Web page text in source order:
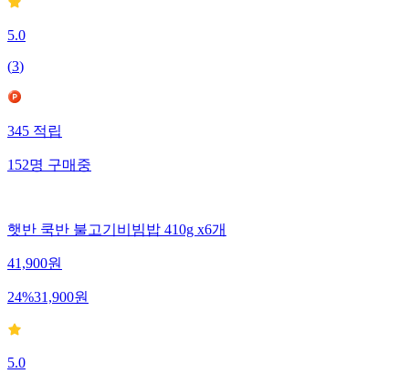
5.0
(3)
345적립
152명구매중
햇반 쿡반 불고기비빔밥 410g x6개
41,900원
24%31,900원
5.0